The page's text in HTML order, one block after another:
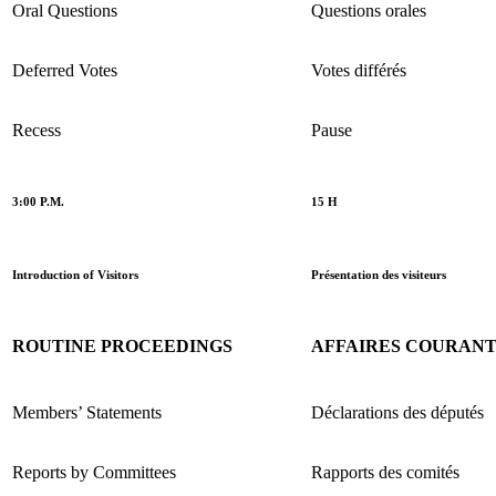
Oral Questions Questions orales
Deferred Votes Votes différés
Recess Pause
3:00 P.M. 15 H
Introduction of Visitors Présentation des visiteurs
ROUTINE PROCEEDINGS AFFAIRES
Members’ Statements Déclarations des députés
Reports by Committees Rapports des comités